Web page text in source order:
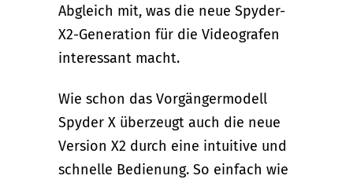
Abgleich mit, was die neue Spyder-
X2-Generation für die Videografen
interessant macht.
Wie schon das Vorgängermodell
Spyder X überzeugt auch die neue
Version X2 durch eine intuitive und
schnelle Bedienung. So einfach wie